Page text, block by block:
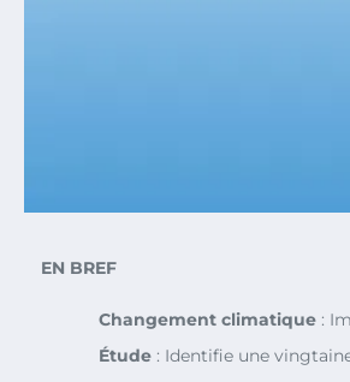
EN BREF
Changement climatique :
Étude : Identifie une